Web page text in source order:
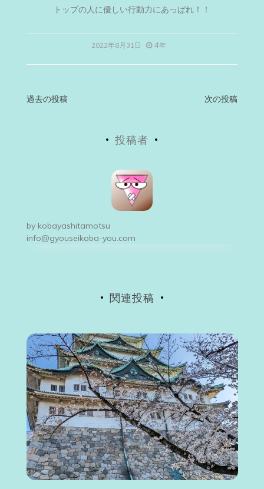
トップの人に優しい行動力にあっぱれ！！
2022年8月31日 4年
投
シ
過去の投稿 次の投稿
投稿者
by kobayashitamotsu
info@gyouseikoba-you.com
関連投稿